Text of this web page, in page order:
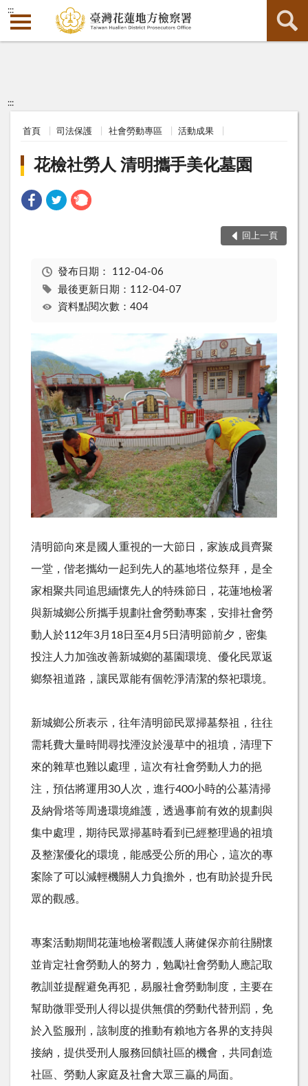
:::
:::
首頁 司法保護 社會勞動專區 活動成果
花檢社勞人 清明攜手美化墓園
回上一頁
發布日期： 112-04-06
最後更新日期：112-04-07
資料點閱次數：404
清明節向來是國人重視的一大節日，家族成員齊聚
一堂，偕老攜幼一起到先人的墓地塔位祭拜，是全
家相聚共同追思緬懷先人的特殊節日，花蓮地檢署
與新城鄉公所攜手規劃社會勞動專案，安排社會勞
動人於112年3月18日至4月5日清明節前夕，密集
投注人力加強改善新城鄉的墓園環境、優化民眾返
鄉祭祖道路，讓民眾能有個乾淨清潔的祭祀環境。
新城鄉公所表示，往年清明節民眾掃墓祭祖，往往
需耗費大量時間尋找湮沒於漫草中的祖墳，清理下
來的雜草也難以處理，這次有社會勞動人力的挹
注，預估將運用30人次，進行400小時的公墓清掃
及納骨塔等周邊環境維護，透過事前有效的規劃與
集中處理，期待民眾掃墓時看到已經整理過的祖墳
及整潔優化的環境，能感受公所的用心，這次的專
案除了可以減輕機關人力負擔外，也有助於提升民
眾的觀感。
專案活動期間花蓮地檢署觀護人蔣健保亦前往關懷
並肯定社會勞動人的努力，勉勵社會勞動人應記取
教訓並提醒避免再犯，易服社會勞動制度，主要在
幫助微罪受刑人得以提供無償的勞動代替刑罰，免
於入監服刑，該制度的推動有賴地方各界的支持與
接納，提供受刑人服務回饋社區的機會，共同創造
社區、勞動人家庭及社會大眾三贏的局面。